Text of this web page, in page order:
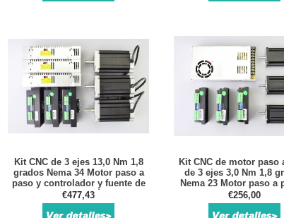
Kit CNC de 3 ejes 13,0 Nm 1,8
grados Nema 34 Motor paso a
paso y controlador y fuente de
alimentación
€477,43
Kit CNC de motor paso
de 3 ejes 3,0 Nm 1,8
Nema 23 Motor paso a
controlador y fuente
alimentación
€256,00